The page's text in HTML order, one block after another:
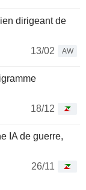
dirigeant de
13/02
AW
18/12
IA de guerre,
26/11